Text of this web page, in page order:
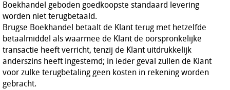
Boekhandel geboden goedkoopste standaard levering
worden niet terugbetaald.
Brugse Boekhandel betaalt de Klant terug met hetzelfde
betaalmiddel als waarmee de Klant de oorspronkelijke
transactie heeft verricht, tenzij de Klant uitdrukkelijk
anderszins heeft ingestemd; in ieder geval zullen de Klant
voor zulke terugbetaling geen kosten in rekening worden
gebracht.